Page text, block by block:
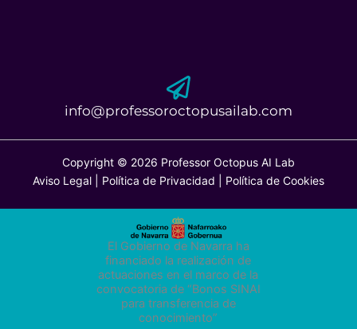
info@professoroctopusailab.com
Copyright © 2026 Professor Octopus AI Lab
Aviso Legal
Política de Privacidad Política de Cookies
El Gobierno de Navarra ha
financiado la realización de
actuaciones en el marco de la
convocatoria de “Bonos SINAI
para transferencia de
conocimiento”